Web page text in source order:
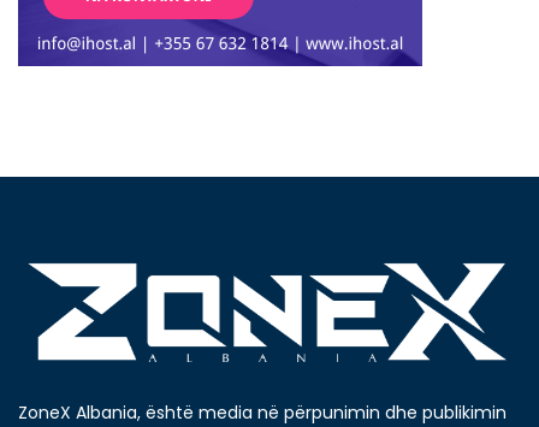
ZoneX Albania, është media në përpunimin dhe publikimin